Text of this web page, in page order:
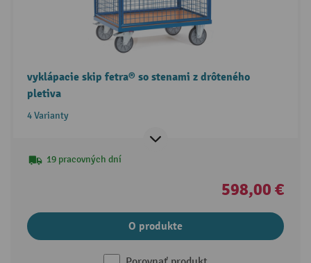
vyklápacie skip fetra® so stenami z drôteného
pletiva
4 Varianty
19 pracovných dní
598,00 €
O produkte